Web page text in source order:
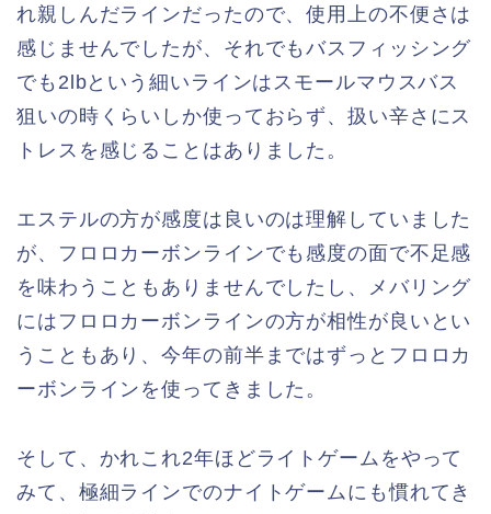
れ親しんだラインだったので、使用上の不便さは
感じませんでしたが、それでもバスフィッシング
でも2lbという細いラインはスモールマウスバス
狙いの時くらいしか使っておらず、扱い辛さにス
トレスを感じることはありました。
エステルの方が感度は良いのは理解していました
が、フロロカーボンラインでも感度の面で不足感
を味わうこともありませんでしたし、メバリング
にはフロロカーボンラインの方が相性が良いとい
うこともあり、今年の前半まではずっとフロロカ
ーボンラインを使ってきました。
そして、かれこれ2年ほどライトゲームをやって
みて、極細ラインでのナイトゲームにも慣れてき